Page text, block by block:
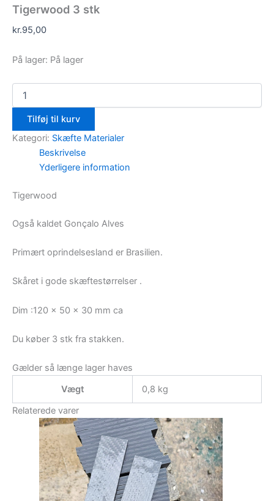
Tigerwood 3 stk
kr.95,00
På lager: På lager
Tilføj til kurv
Kategori: Skæfte Materialer
Beskrivelse
Yderligere information
Tigerwood
Også kaldet Gonçalo Alves
Primært oprindelsesland er Brasilien.
Skåret i gode skæftestørrelser .
Dim :120 x 50 x 30 mm ca
Du køber 3 stk fra stakken.
Gælder så længe lager haves
Vægt
0,8 kg
Relaterede varer